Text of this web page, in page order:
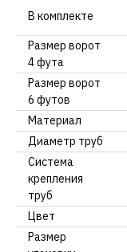
В комплекте
Размер ворот
4 фута
Размер ворот
6 футов
Материал
Диаметр труб
Система
крепления
труб
Цвет
Размер